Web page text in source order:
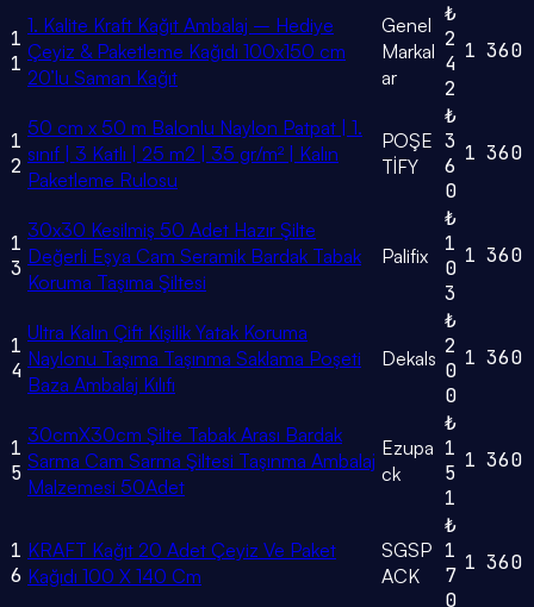
1
1
1. Kalite Kraft Kağıt Ambalaj – Hediye
Çeyiz & Paketleme Kağıdı 100x150 cm
20’lu Saman Kağıt
Genel
Markal
ar
₺
2
4
2
1 360
1
2
50 cm x 50 m Balonlu Naylon Patpat | 1.
sınıf | 3 Katlı | 25 m2 | 35 gr/m² | Kalın
Paketleme Rulosu
POŞE
TİFY
₺
3
6
0
1 360
1
3
30x30 Kesilmiş 50 Adet Hazır Şilte
Değerli Eşya Cam Seramik Bardak Tabak
Koruma Taşıma Şiltesi
Palifix
₺
1
0
3
1 360
1
4
Ultra Kalın Çift Kişilik Yatak Koruma
Naylonu Taşıma Taşınma Saklama Poşeti
Baza Ambalaj Kılıfı
Dekals
₺
2
0
0
1 360
1
5
30cmX30cm Şilte Tabak Arası Bardak
Sarma Cam Sarma Şiltesi Taşınma Ambalaj
Malzemesi 50Adet
Ezupa
ck
₺
1
5
1
1 360
1
6
KRAFT Kağıt 20 Adet Çeyiz Ve Paket
Kağıdı 100 X 140 Cm
SGSP
ACK
₺
1
7
0
1 360